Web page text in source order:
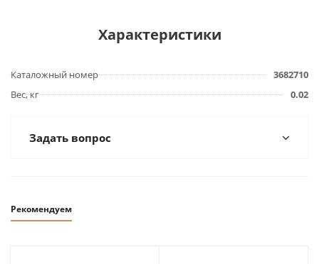
Характеристики
Каталожный номер
3682710
Вес, кг
0.02
Задать вопрос
Рекомендуем